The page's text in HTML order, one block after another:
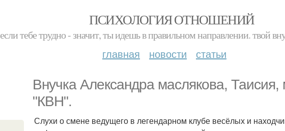
ПСИХОЛОГИЯ ОТНОШЕНИЙ
если тебе трудно - значит, ты идешь в правильном направлении. твой
главная новости статьи
Внучка Александра маслякова,
"КВН".
Слухи о смене ведущего в легендарном клубе весёлых и